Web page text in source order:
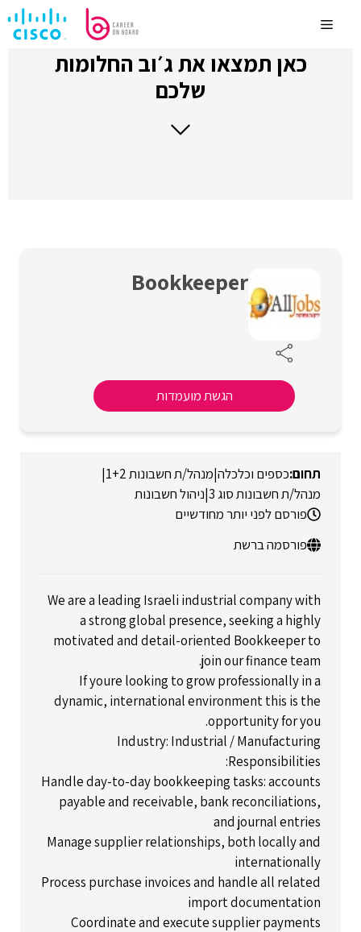
לתוכןMenu
כאן תמצאו את ג׳וב החלומות
שלכם
Bookkeeper
הגשת מועמדות
כספים וכלכלה|מנהל/ת חשבונות 1+2
|
מנהל/ת חשבונות סוג 3 |ניהול חשבונות
פורסם לפני יותר מחודשיים
פורסמה ברשת
We are a leading Israeli industrial company with
a strong global presence, seeking a highly
motivated and detail-oriented Bookkeeper to
join our finance team.
If youre looking to grow professionally in a
dynamic, international environment this is the
opportunity for you.
Industry: Industrial / Manufacturing
Responsibilities:
Handle day-to-day bookkeeping tasks: accounts
payable and receivable, bank reconciliations,
and journal entries
Manage supplier relationships, both locally and
internationally
Process purchase invoices and handle all related
import documentation
Coordinate and execute supplier payments